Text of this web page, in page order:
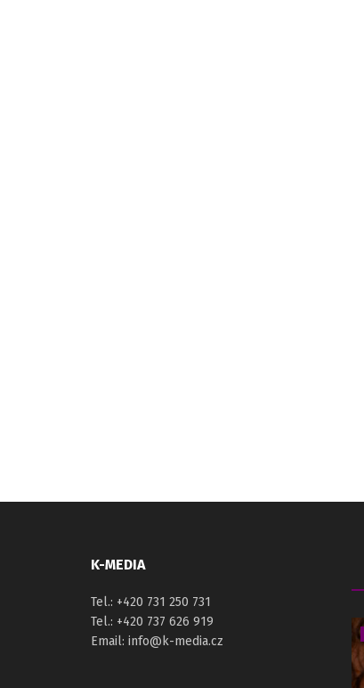
K-MEDIA
Tel.: +420 731 250 731
Tel.: +420 737 626 919
Email: info@k-media.cz